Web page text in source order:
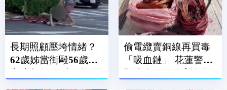
長期照顧壓垮情緒？
62歲姊當街毆56歲身
心障礙弟 腳踹、拖路
偷電纜賣銅線再買毒
「吸血鏈」 花蓮警攻
堅逮台電電纜竊盜集